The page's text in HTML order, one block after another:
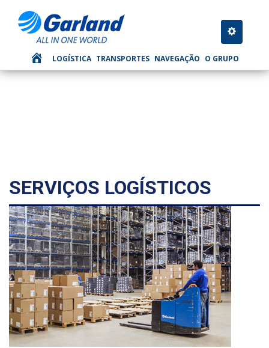
Toggle
LOGÍSTICA TRANSPORTES NAVEGAÇÃO O GRUPO
LOGÍSTICA
SERVIÇOS LOGÍSTICOS